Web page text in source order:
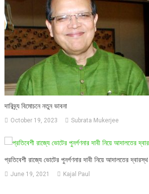
দারিদ্র্য বিমোচনে নতুন ভাবনা
October 19, 2023 Subrata Mukerjee
প্রতিবেশী রাজ্যে ভোটের পুনর্গণনার দাবী নিয়ে আদালতের
June 19, 2021 Kajal Paul